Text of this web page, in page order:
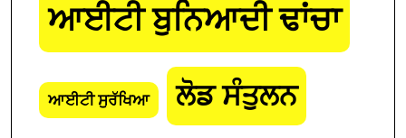
ਆਈਟੀ ਬੁਨਿਆਦੀ ਢਾਂਚਾ
ਆਈਟੀ ਸੁਰੱਖਿਆ ਲੋਡ ਸੰਤੁਲਨ